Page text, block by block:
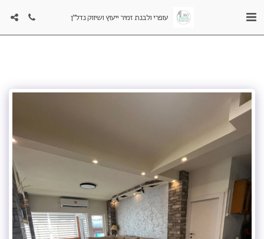
עופרי ולבנת זמיר ייעוץ ושיווק נדל"ן